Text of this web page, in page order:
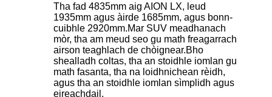
Tha fad 4835mm aig AION LX, leud
1935mm agus àirde 1685mm, agus bonn-
cuibhle 2920mm.Mar SUV meadhanach
mòr, tha am meud seo gu math freagarrach
airson teaghlach de chòignear.Bho
shealladh coltas, tha an stoidhle iomlan gu
math fasanta, tha na loidhnichean rèidh,
agus tha an stoidhle iomlan sìmplidh agus
eireachdail.